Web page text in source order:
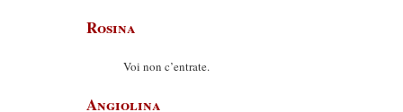
Rosina
Voi non c’entrate.
Angiolina